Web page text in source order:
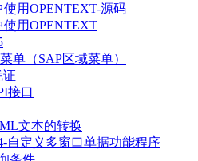
使用OPENTEXT-源码
使用OPENTEXT
单（SAP区域菜单）
证
接口
文本的转换
自定义多窗口单据功能程序